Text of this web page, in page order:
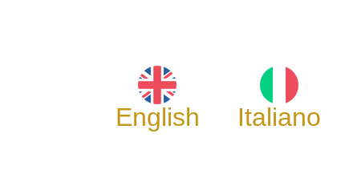
English Italiano